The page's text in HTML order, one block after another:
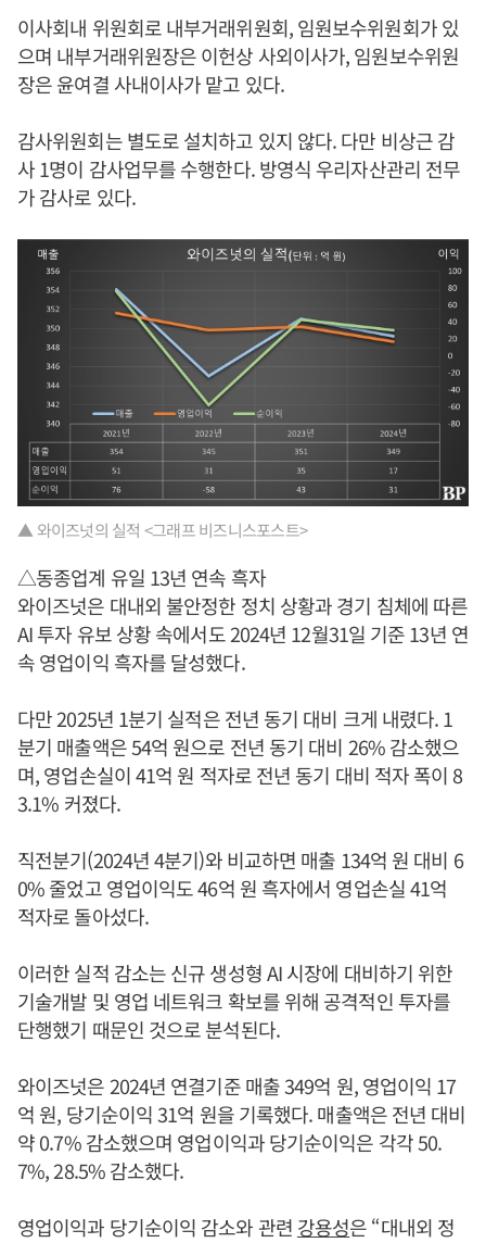
이사회내 위원회로 내부거래위원회, 임원보수위원회가 있
으며 내부거래위원장은 이헌상 사외이사가, 임원보수위원
장은 윤여결 사내이사가 맡고 있다.
감사위원회는 별도로 설치하고 있지 않다. 다만 비상근 감
사 1명이 감사업무를 수행한다. 방영식 우리자산관리 전무
가 감사로 있다.
▲ 와이즈넛의 실적 <그래프 비즈니스포스트>
△동종업계 유일 13년 연속 흑자
와이즈넛은 대내외 불안정한 정치 상황과 경기 침체에 따른
AI 투자 유보 상황 속에서도 2024년 12월31일 기준 13년 연
속 영업이익 흑자를 달성했다.
다만 2025년 1분기 실적은 전년 동기 대비 크게 내렸다. 1
분기 매출액은 54억 원으로 전년 동기 대비 26% 감소했으
며, 영업손실이 41억 원 적자로 전년 동기 대비 적자 폭이 8
3.1% 커졌다.
직전분기(2024년 4분기)와 비교하면 매출 134억 원 대비 6
0% 줄었고 영업이익도 46억 원 흑자에서 영업손실 41억
적자로 돌아섰다.
이러한 실적 감소는 신규 생성형 AI 시장에 대비하기 위한
기술개발 및 영업 네트워크 확보를 위해 공격적인 투자를
단행했기 때문인 것으로 분석된다.
와이즈넛은 2024년 연결기준 매출 349억 원, 영업이익 17
억 원, 당기순이익 31억 원을 기록했다. 매출액은 전년 대비
약 0.7% 감소했으며 영업이익과 당기순이익은 각각 50.
7%, 28.5% 감소했다.
영업이익과 당기순이익 감소와 관련 강용성은 “대내외 정